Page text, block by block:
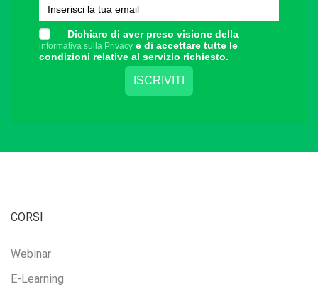
Dichiaro di aver preso visione della
informativa sulla Privacy e di accettare tutte le
condizioni relative al servizio richiesto.
CORSI
Webinar
E-Learning